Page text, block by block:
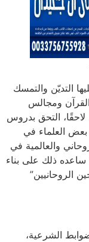
التديّن والتمسك
ومجالس
التحق بدروس
بعض العلماء في
والعالمية في
ذلك على بناء
الروحانيين”
الشرعية،